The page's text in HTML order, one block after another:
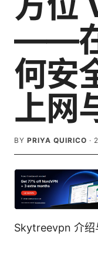
——
何安
上网
BY PRIYA QUIRICO ·
Skytreevpn 介绍